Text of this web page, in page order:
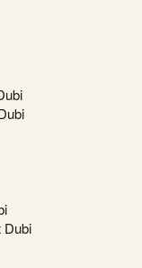
Dubi